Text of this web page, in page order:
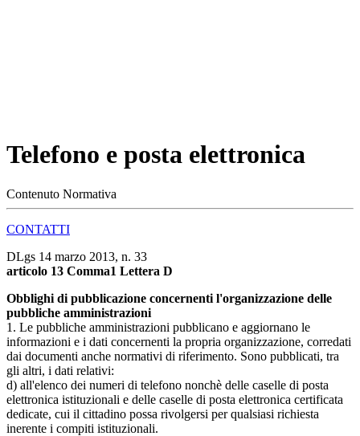
Telefono e posta elettronica
Contenuto Normativa
CONTATTI
DLgs 14 marzo 2013, n. 33
articolo 13 Comma1 Lettera D
Obblighi di pubblicazione concernenti l'organizzazione delle
pubbliche amministrazioni
1. Le pubbliche amministrazioni pubblicano e aggiornano le
informazioni e i dati concernenti la propria organizzazione, corredati
dai documenti anche normativi di riferimento. Sono pubblicati, tra
gli altri, i dati relativi:
d) all'elenco dei numeri di telefono nonchè delle caselle di posta
elettronica istituzionali e delle caselle di posta elettronica certificata
dedicate, cui il cittadino possa rivolgersi per qualsiasi richiesta
inerente i compiti istituzionali.